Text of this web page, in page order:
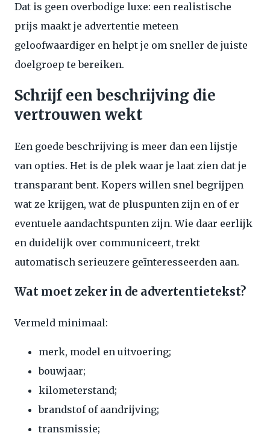
Dat is geen overbodige luxe: een realistische
prijs maakt je advertentie meteen
geloofwaardiger en helpt je om sneller de juiste
doelgroep te bereiken.
Schrijf een beschrijving die
vertrouwen wekt
Een goede beschrijving is meer dan een lijstje
van opties. Het is de plek waar je laat zien dat je
transparant bent. Kopers willen snel begrijpen
wat ze krijgen, wat de pluspunten zijn en of er
eventuele aandachtspunten zijn. Wie daar eerlijk
en duidelijk over communiceert, trekt
automatisch serieuzere geïnteresseerden aan.
Wat moet zeker in de advertentietekst?
Vermeld minimaal:
merk, model en uitvoering;
bouwjaar;
kilometerstand;
brandstof of aandrijving;
transmissie;